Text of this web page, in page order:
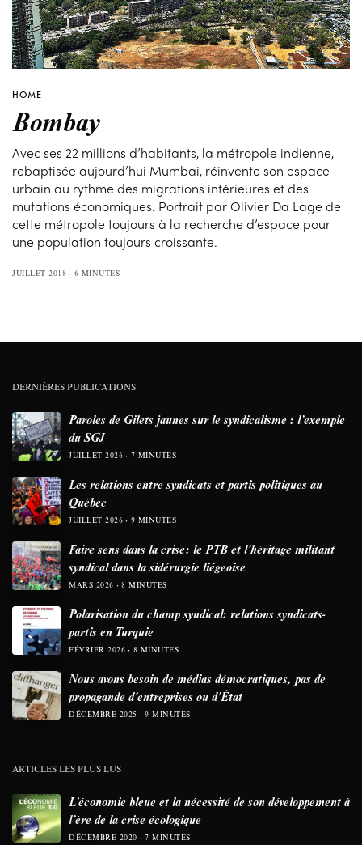
HOME
Bombay
Avec ses 22 millions d’habitants, la métropole indienne,
rebaptisée aujourd’hui Mumbai, réinvente son espace
urbain au rythme des migrations intérieures et des
mutations économiques. Portrait par Olivier Da Lage de
cette métropole toujours à la recherche d’espace pour
une population toujours croissante.
JUILLET 2018 6 MINUTES
DERNIÈRES PUBLICATIONS
Paroles de Gilets jaunes sur le syndicalisme : l’exemple
du SGJ
JUILLET 2026 7 MINUTES
Les relations entre syndicats et partis politiques au
Québec
JUILLET 2026 9 MINUTES
Faire sens dans la crise: le PTB et l’héritage militant
syndical dans la sidérurgie liégeoise
MARS 2026 8 MINUTES
Polarisation du champ syndical: relations syndicats-
partis en Turquie
FÉVRIER 2026 8 MINUTES
Nous avons besoin de médias démocratiques, pas de
propagande d’entreprises ou d’État
DÉCEMBRE 2025 9 MINUTES
ARTICLES LES PLUS LUS
L’économie bleue et la nécessité de son développement à
l’ère de la crise écologique
DÉCEMBRE 2020 7 MINUTES